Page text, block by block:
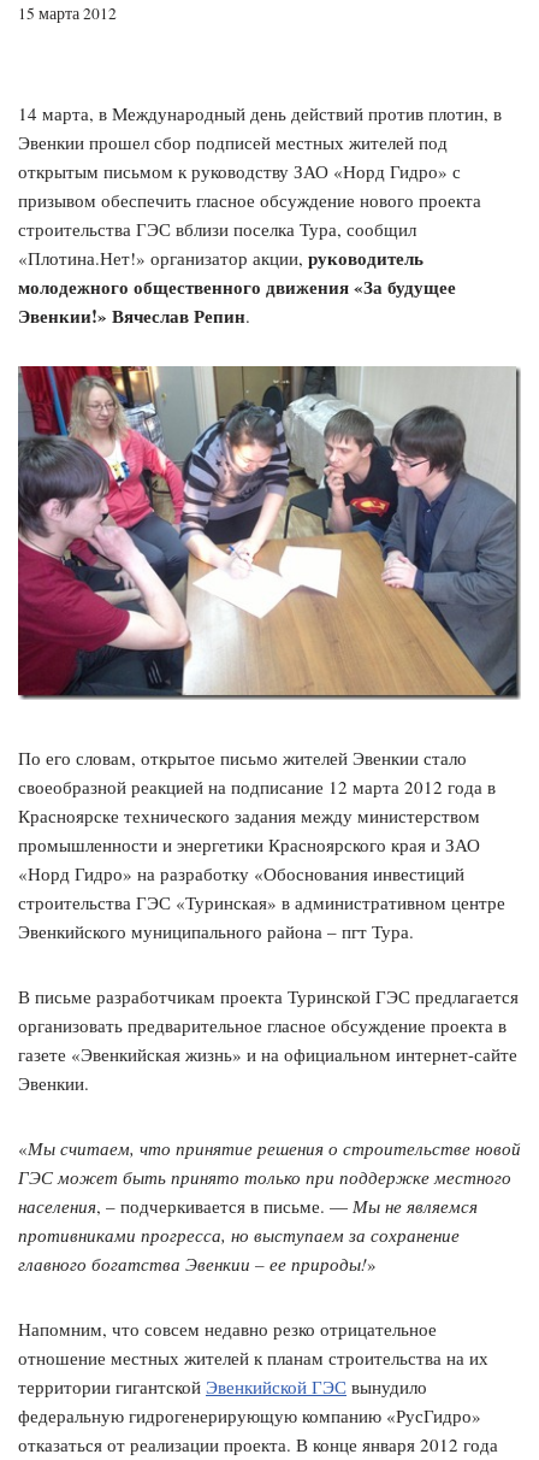
15 марта 2012
14 марта, в Международный день действий против плотин, в
Эвенкии прошел сбор подписей местных жителей под
открытым письмом к руководству ЗАО «Норд Гидро» с
призывом обеспечить гласное обсуждение нового проекта
строительства ГЭС вблизи поселка Тура, сообщил
«Плотина.Нет!» организатор акции, руководитель
молодежного общественного движения «За будущее
Эвенкии!» Вячеслав Репин.
По его словам, открытое письмо жителей Эвенкии стало
своеобразной реакцией на подписание 12 марта 2012 года в
Красноярске технического задания между министерством
промышленности и энергетики Красноярского края и ЗАО
«Норд Гидро» на разработку «Обоснования инвестиций
строительства ГЭС «Туринская» в административном центре
Эвенкийского муниципального района – пгт Тура.
В письме разработчикам проекта Туринской ГЭС предлагается
организовать предварительное гласное обсуждение проекта в
газете «Эвенкийская жизнь» и на официальном интернет-сайте
Эвенкии.
«Мы считаем, что принятие решения о строительстве новой
ГЭС может быть принято только при поддержке местного
населения, – подчеркивается в письме. — Мы не являемся
противниками прогресса, но выступаем за сохранение
главного богатства Эвенкии – ее природы!»
Напомним, что совсем недавно резко отрицательное
отношение местных жителей к планам строительства на их
территории гигантской Эвенкийской ГЭС вынудило
федеральную гидрогенерирующую компанию «РусГидро»
отказаться от реализации проекта. В конце января 2012 года